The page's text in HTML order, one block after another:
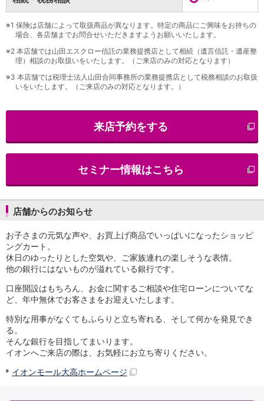
デビットカード
インターネットバンキング
アプリ
イオン銀行アプリTOP
通帳アプリ
イオン銀行PayB
イオングループアプリ
支払・入金TOP
AEON Pay
自動入金サービス
スマホ決済アプリ
サービス
Myステージ
相続・税務のご相談
電子マネーWAON
セキュリティ
インボイス
その他サービス
手数料
金利
キャンペーン
店舗
※1 保険は店舗によって取扱商品が異なります。特定の商品にご興味をお持ちの
場合、各店舗までお問合せいただきますようお願いいたします。
※2 本店舗では山田エスクロー信託の業務提携店として相続（遺言信託・遺産整
理）相談のお取扱いをいたします。（ご来店のみの対応となります）
※3 本店舗では税理士法人山田合同事務所の業務提携店として税務相談のお取扱
いをいたします。（ご来店のみの対応となります。）
来店予約をする
セミナー情報はこちら
店舗からのお知らせ
お子さまの元気な声や、お買上げ商品でいっぱいになったショッピ
ングカート。
休日のゆったりとした空気や、ご家族連れの楽しそうな表情。
他の銀行にはないものが溢れている銀行です。
口座開設はもちろん、お金に関するご相談や住宅ローンについてな
ど、年中無休でお客さまをお迎えいたします。
特別な用事がなくてもふらりと立ち寄れる、そして何かを発見でき
る。
そんな銀行を目指してまいります。
イオンへご来店の際は、お気軽にお立ち寄りください。
イオンモール大高ホームページ